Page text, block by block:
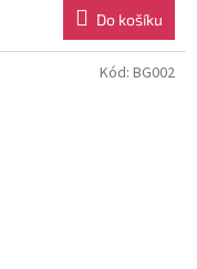
Do košíku
Kód: BG002